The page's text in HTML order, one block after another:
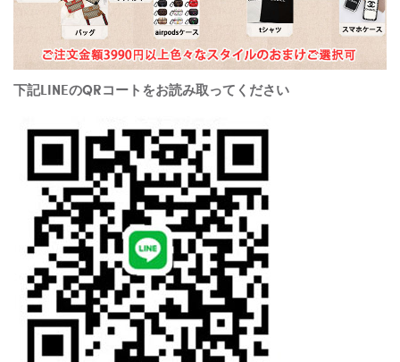
下記LINEのQRコートをお読み取ってください